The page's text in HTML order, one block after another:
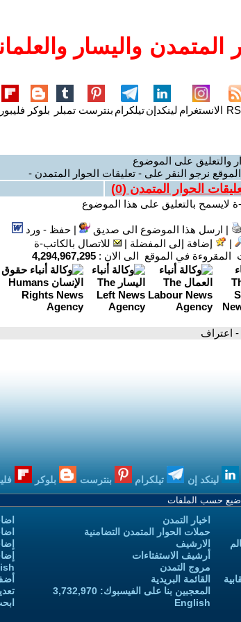
واليسار
الانستغرام لينكدإنتيلكرام بنترست تمبلر بلوكر
والتعليق على الموضوع
نرجو النقر على - تعليقات الحوار المتمدن -
الحوار المتمدن (0
)
ة لايسمح بالتعليق على هذا الموضوع
| ارسل هذا الموضوع الى صديق |حفظ - ورد
| إضافة إلى المفضلة |
للاتصال بالكاتب-ة
في الموقع الى الان : 4,294,967,295
- اعتراف
لينكد إن تيلكرام بنترست بلوكر
اخبار التمدن
حملات الحوار المتمدن التضامنية
الارشيف
أرشيف الاستفتاءات
مروج التمدن
القائمة البريدية
المعجبين بنا على الفيسبوك: 3,732,970
English